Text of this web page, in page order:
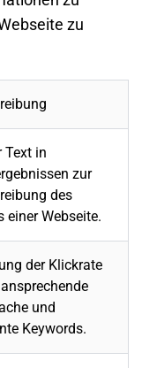
zu
Text in
zur
des
einerWebseite.
der Klickrate
und
Keywords.